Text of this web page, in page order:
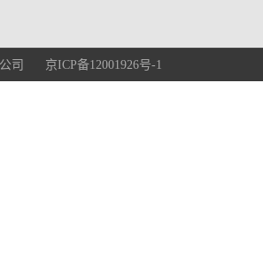
司 京ICP备12001926号-1